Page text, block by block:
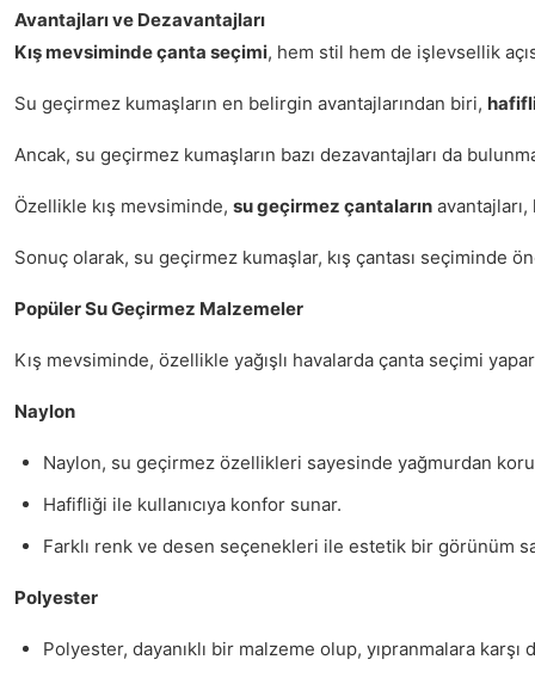
Avantajları ve Dezavantajları
Kış mevsiminde çanta seçimi, hem stil hem de işlevsellik
Su geçirmez kumaşların en belirgin avantajlarından biri,
Ancak, su geçirmez kumaşların bazı dezavantajları da
Özellikle kış mevsiminde, su geçirmez çantaların
Sonuç olarak, su geçirmez kumaşlar, kış çantası seçiminde
Popüler Su Geçirmez Malzemeler
Kış mevsiminde, özellikle yağışlı havalarda çanta seçimi
Naylon
Naylon, su geçirmez özellikleri sayesinde yağmurdan
Hafifliği ile kullanıcıya konfor sunar.
Farklı renk ve desen seçenekleri ile estetik bir görünüm
Polyester
Polyester, dayanıklı bir malzeme olup, yıpranmalara karşı